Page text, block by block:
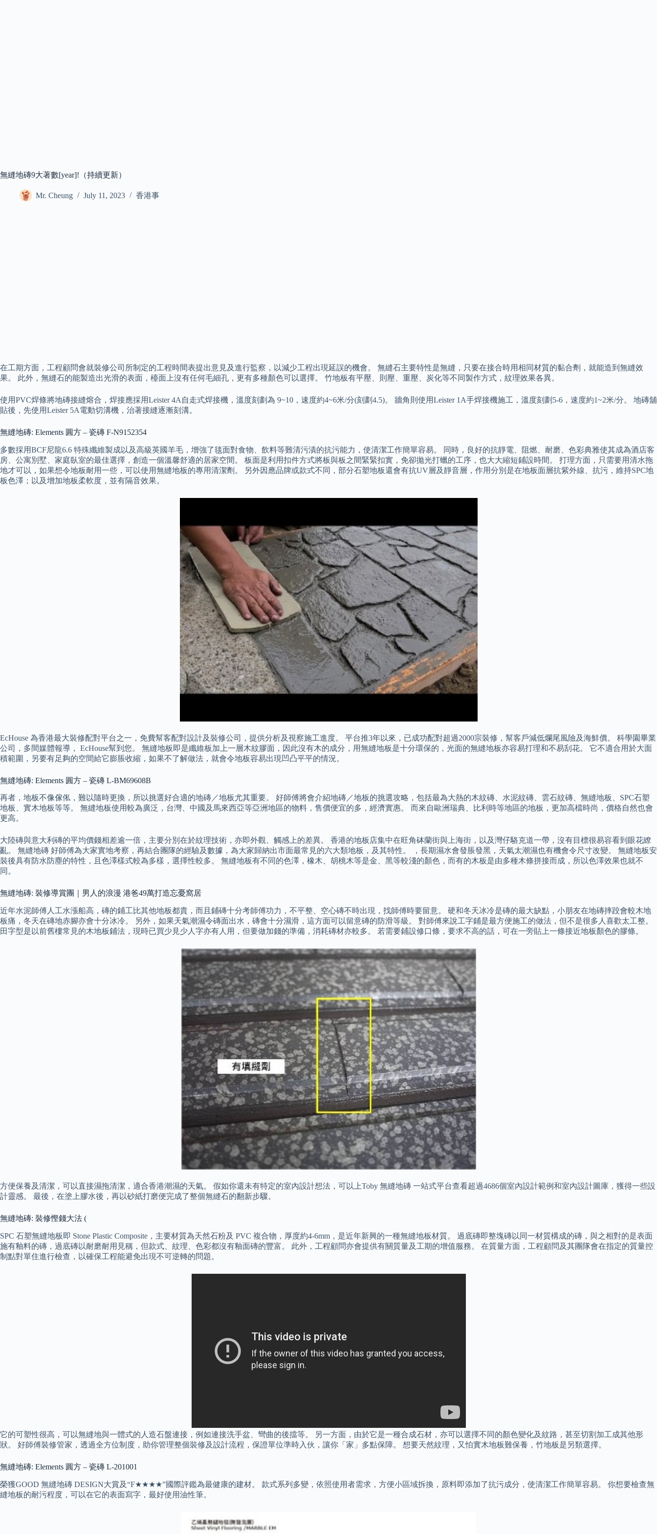
無縫地磚9大著數[year]!（持續更新）
Mr. Cheung July 11, 2023 香港事
在工期方面，工程顧問會就裝修公司所制定的工程時間表提出意見及進行監察，以減少工程出現延誤的機會。 無縫石主要特性是無縫，只要在接合時用相同材質的黏合劑，就能造到無縫效
果。 此外，無縫石的能製造出光滑的表面，檯面上沒有任何毛細孔，更有多種顏色可以選擇。 竹地板有平壓、則壓、重壓、炭化等不同製作方式，紋理效果各異。
使用PVC焊條將地磚接縫熔合，焊接應採用Leister 4A自走式焊接機，溫度刻劃為 9~10，速度約4~6米/分(刻劃4.5)。 牆角則使用Leister 1A手焊接機施工，溫度刻劃5-6，速度約1~2米/分。 地磚舖
貼後，先使用Leister 5A電動切溝機，治著接縫逐漸刻溝。
無縫地磚: Elements 圓方 – 瓷磚 F-N9152354
多數採用BCF尼龍6.6 特殊纖維製成以及高級英國羊毛，增強了毯面對食物、飲料等難清污漬的抗污能力，使清潔工作簡單容易。 同時，良好的抗靜電、阻燃、耐磨、色彩典雅使其成為酒店客
房、公寓別墅、家庭臥室的最佳選擇，創造一個溫馨舒適的居家空間。 板面是利用扣件方式將板與板之間緊緊扣實，免卻拋光打蠟的工序，也大大縮短鋪設時間。 打理方面，只需要用清水拖
地才可以，如果想令地板耐用一些，可以使用無縫地板的專用清潔劑。 另外因應品牌或款式不同，部分石塑地板還會有抗UV層及靜音層，作用分別是在地板面層抗紫外線、抗污，維持SPC地
板色澤；以及增加地板柔軟度，並有隔音效果。
EcHouse 為香港最大裝修配對平台之一，免費幫客配對設計及裝修公司，提供分析及視察施工進度。 平台推3年以來，已成功配對超過2000宗裝修，幫客戶減低爛尾風險及海鮮價。 科學園畢業
公司，多間媒體報導， EcHouse幫到您。 無縫地板即是纖維板加上一層木紋膠面，因此沒有木的成分，用無縫地板是十分環保的，光面的無縫地板亦容易打理和不易刮花。 它不適合用於大面
積範圍，另要有足夠的空間給它膨脹收縮，如果不了解做法，就會令地板容易出現凹凸平平的情況。
無縫地磚: Elements 圓方 – 瓷磚 L-BM69608B
再者，地板不像傢俬，難以隨時更換，所以挑選好合適的地磚／地板尤其重要。 好師傅將會介紹地磚／地板的挑選攻略，包括最為大熱的木紋磚、水泥紋磚、雲石紋磚、無縫地板、SPC石塑
地板、實木地板等等。 無縫地板使用較為廣泛，台灣、中國及馬來西亞等亞洲地區的物料，售價便宜的多，經濟實惠。 而來自歐洲瑞典、比利時等地區的地板，更加高檔時尚，價格自然也會
更高。
大陸磚與意大利磚的平均價錢相差逾一倍，主要分別在於紋理技術，亦即外觀、觸感上的差異。 香港的地板店集中在旺角砵蘭街與上海街，以及灣仔駱克道一帶，沒有目標很易容看到眼花繚
亂。 無縫地磚 好師傅為大家實地考察，再結合團隊的經驗及數據，為大家歸納出市面最常見的六大類地板，及其特性。 ，長期濕水會發脹發黑，天氣太潮濕也有機會令尺寸改變。 無縫地板安
裝後具有防水防塵的特性，且色澤樣式較為多樣，選擇性較多。 無縫地板有不同的色澤，橡木、胡桃木等是金、黑等較淺的顏色，而有的木板是由多種木條拼接而成，所以色澤效果也就不
同。
無縫地磚: 裝修導賞團｜男人的浪漫 港爸49萬打造忘憂窩居
近年水泥師傅人工水漲船高，磚的鋪工比其他地板都貴，而且鋪磚十分考師傅功力，不平整、空心磚不時出現，找師傅時要留意。 硬和冬天冰冷是磚的最大缺點，小朋友在地磚摔跤會較木地
板痛，冬天在磚地赤腳亦會十分冰冷。 另外，如果天氣潮濕令磚面出水，磚會十分濕滑，這方面可以留意磚的防滑等級。 對師傅來說工字鋪是最方便施工的做法，但不是很多人喜歡太工整。
田字型是以前舊樓常見的木地板鋪法，現時已買少見少人字亦有人用，但要做加錢的準備，消耗磚材亦較多。 若需要鋪設修口條，要求不高的話，可在一旁貼上一條接近地板顏色的膠條。
方便保養及清潔，可以直接濕拖清潔，適合香港潮濕的天氣。 假如你還未有特定的室內設計想法，可以上Toby 無縫地磚 一站式平台查看超過4686個室內設計範例和室內設計圖庫，獲得一些設
計靈感。 最後，在塗上膠水後，再以砂紙打磨便完成了整個無縫石的翻新步驟。
無縫地磚: 裝修慳錢大法 (
SPC 石塑無縫地板即 Stone Plastic Composite，主要材質為天然石粉及 PVC 複合物，厚度約4-6mm，是近年新興的一種無縫地板材質。 過底磚即整塊磚以同一材質構成的磚，與之相對的是表面
施有釉料的磚，過底磚以耐磨耐用見稱，但款式、紋理、色彩都沒有釉面磚的豐富。 此外，工程顧問亦會提供有關質量及工期的增值服務。 在質量方面，工程顧問及其團隊會在指定的質量控
制點對單住進行檢查，以確保工程能避免出現不可逆轉的問題。
它的可塑性很高，可以無縫地與一體式的人造石盤連接，例如連接洗手盆、彎曲的後擋等。 另一方面，由於它是一種合成石材，亦可以選擇不同的顏色變化及紋路，甚至切割加工成其他形
狀。 好師傅裝修管家，透過全方位制度，助你管理整個裝修及設計流程，保證單位準時入伙，讓你「家」多點保障。 想要天然紋理，又怕實木地板難保養，竹地板是另類選擇。
無縫地磚: Elements 圓方 – 瓷磚 L-201001
榮獲GOOD 無縫地磚 DESIGN大賞及“F★★★★”國際評鑑為最健康的建材。 款式系列多變，依照使用者需求，方便小區域拆換，原料即添加了抗污成分，使清潔工作簡單容易。 你想要檢查無
縫地板的耐污程度，可以在它的表面寫字，最好使用油性筆。